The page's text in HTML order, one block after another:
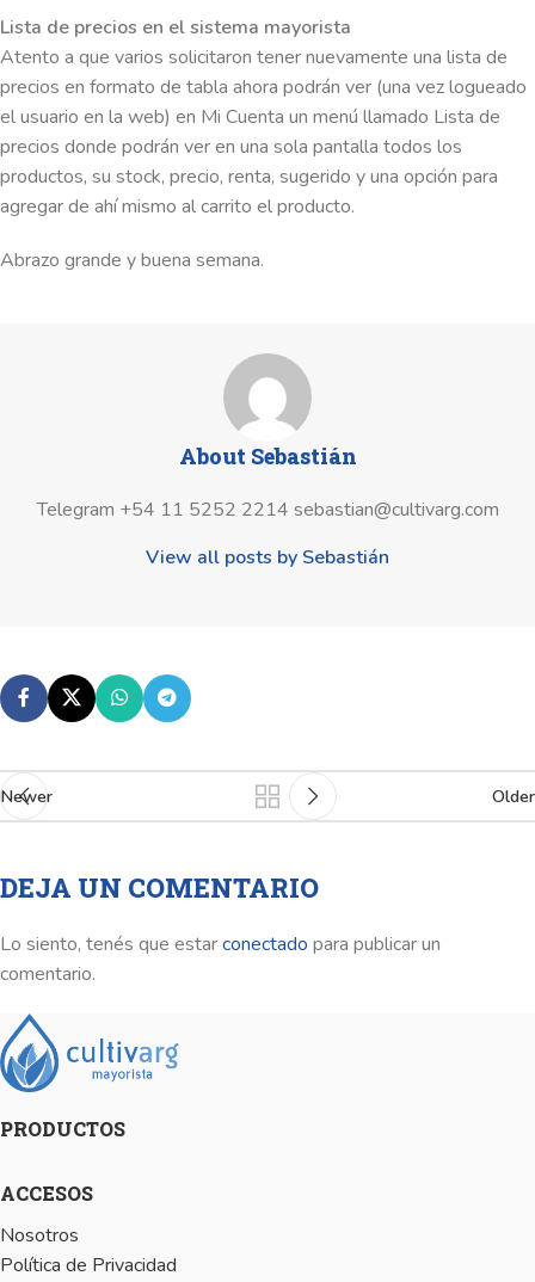
Lista de precios en el sistema mayorista
Atento a que varios solicitaron tener nuevamente una lista de
precios en formato de tabla ahora podrán ver (una vez logueado
el usuario en la web) en Mi Cuenta un menú llamado Lista de
precios donde podrán ver en una sola pantalla todos los
productos, su stock, precio, renta, sugerido y una opción para
agregar de ahí mismo al carrito el producto.
Abrazo grande y buena semana.
About Sebastián
Telegram +54 11 5252 2214 sebastian@cultivarg.com
View all posts by Sebastián
Newer Older
DEJA UN COMENTARIO
Lo siento, tenés que estarconectado para publicar un
comentario.
PRODUCTOS
ACCESOS
Nosotros
Política de Privacidad